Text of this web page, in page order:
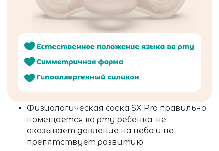
Физиологическая соска SX Pro правильно
помещается во рту ребенка, не
оказывает давление на небо и не
препятствует развитию